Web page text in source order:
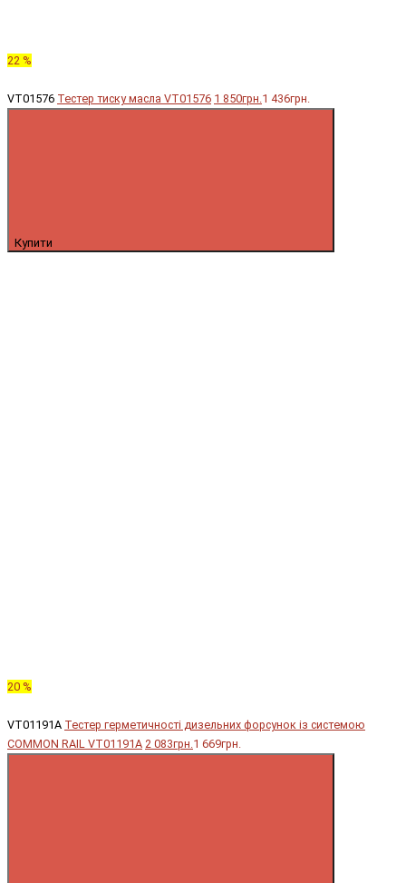
22 %
VT01576 Тестер тиску масла VT01576 1 850грн.1 436грн.
Купити
20 %
VT01191A Тестер герметичності дизельних форсунок із системою
COMMON RAIL VT01191A 2 083грн.1 669грн.